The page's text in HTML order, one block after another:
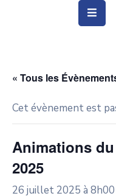
Vie
Social
« Tous les
Cet évènement est
Animations
2025
26 juillet 2025 à 8h00